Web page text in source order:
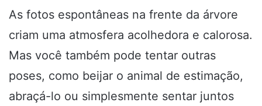
As fotos espontâneas na frente da árvore
criam uma atmosfera acolhedora e calorosa.
Mas você também pode tentar outras
poses, como beijar o animal de estimação,
abraçá-lo ou simplesmente sentar juntos